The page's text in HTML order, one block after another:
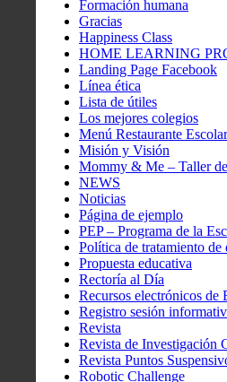
Formación humana
Gracias
Happiness Class
HOME LEARNING
Landing Page Facebook
Línea ética
Lista de útiles
Los mejores colegios
Menú Restaurante Escolar
Misión y Visión
Mommy & Me – Taller
NEWS
Noticias
Página de ejemplo
PEP – Programa de la
Política de tratamiento de
Propuesta educativa
Rectoría al Día
Recursos electrónicos de
Registro sesión
Revista
Revista de Investigación
Revista Puntos
Robotic Challenge